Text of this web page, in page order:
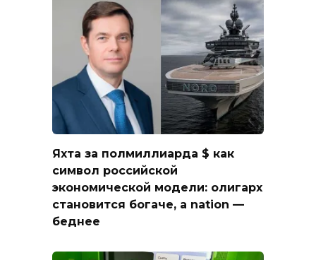
Яхта за полмиллиарда $ как
символ российской
экономической модели: олигарх
становится богаче, а nation —
беднее